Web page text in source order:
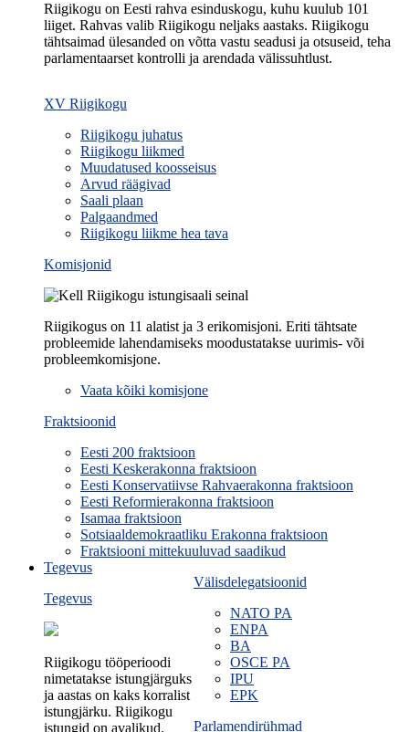
Riigikogu on Eesti rahva esinduskogu, kuhu kuulub 101
liiget. Rahvas valib Riigikogu neljaks aastaks. Riigikogu
tähtsaimad ülesanded on võtta vastu seadusi ja otsuseid, teha
parlamentaarset kontrolli ja arendada välissuhtlust.
XV Riigikogu
Riigikogu juhatus
Riigikogu liikmed
Muudatused koosseisus
Arvud räägivad
Saali plaan
Palgaandmed
Riigikogu liikme hea tava
Komisjonid
Riigikogus on 11 alatist ja 3 erikomisjoni. Eriti tähtsate
probleemide lahendamiseks moodustatakse uurimis- või
probleemkomisjone.
Vaata kõiki komisjone
Fraktsioonid
Eesti 200 fraktsioon
Eesti Keskerakonna fraktsioon
Eesti Konservatiivse Rahvaerakonna fraktsioon
Eesti Reformierakonna fraktsioon
Isamaa fraktsioon
Sotsiaaldemokraatliku Erakonna fraktsioon
Fraktsiooni mittekuuluvad saadikud
Välisdelegatsioonid
NATO PA
ENPA
BA
OSCE PA
IPU
EPK
Parlamendirühmad
Tegevus
Tegevus
Riigikogu tööperioodi
nimetatakse istungjärguks
ja aastas on kaks korralist
istungjärku. Riigikogu
istungid on avalikud.